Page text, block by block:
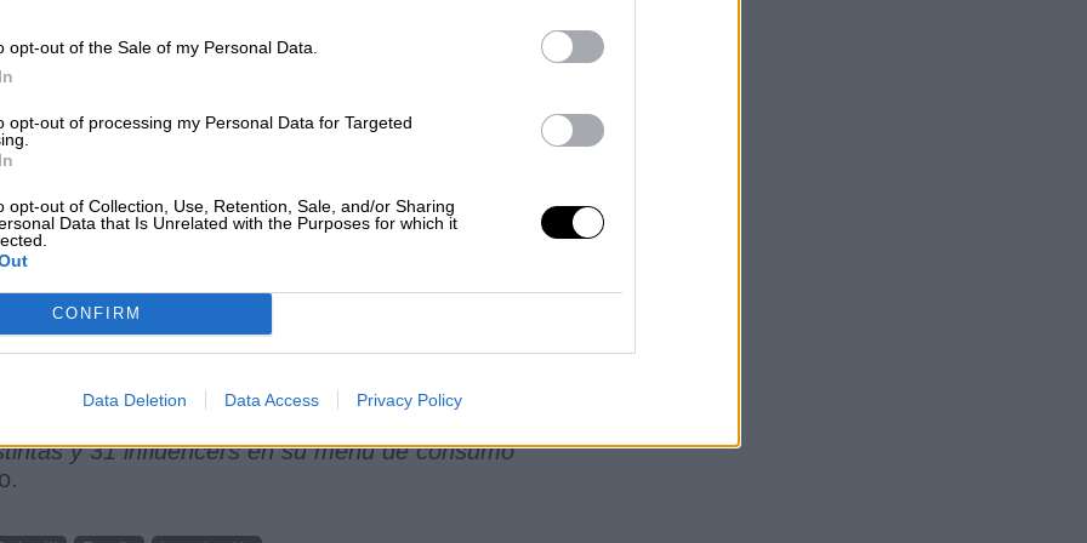
opt-out of the Sale of my Personal Data.
opt-out of processing my Personal Data for Targeted
opt-out of Collection, Use, Retention, Sale, and/or Sharing
Data that Is Unrelated with the Purposes for which it
CONFIRM
Data Deletion Data Access Privacy Policy
es capaz de citar el nombre de un solo periodista.
de profesionales con mucha presencia en redes
”, explica la experta.
edad son Instagram, con un 64,4%, y TikTok,
y YouTube 5%. Hubo encuestados que
y 31 influencers en su menú de consumo